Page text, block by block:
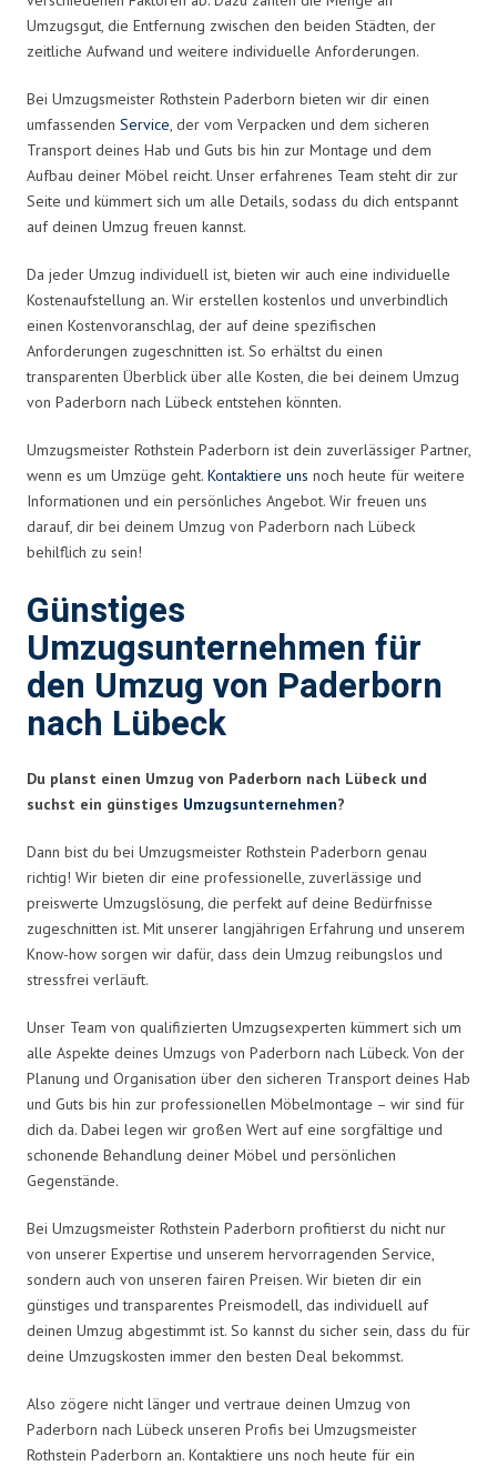
Umzugsgut, die Entfernung zwischen den beiden Städten, der
zeitliche Aufwand und weitere individuelle Anforderungen.
Bei Umzugsmeister Rothstein Paderborn bieten wir dir einen
umfassenden Service, der vom Verpacken und dem sicheren
Transport deines Hab und Guts bis hin zur Montage und dem
Aufbau deiner Möbel reicht. Unser erfahrenes Team steht dir zur
Seite und kümmert sich um alle Details, sodass du dich entspannt
auf deinen Umzug freuen kannst.
Da jeder Umzug individuell ist, bieten wir auch eine individuelle
Kostenaufstellung an. Wir erstellen kostenlos und unverbindlich
einen Kostenvoranschlag, der auf deine spezifischen
Anforderungen zugeschnitten ist. So erhältst du einen
transparenten Überblick über alle Kosten, die bei deinem Umzug
von Paderborn nach Lübeck entstehen könnten.
Umzugsmeister Rothstein Paderborn ist dein zuverlässiger Partner,
wenn es um Umzüge geht. Kontaktiere uns noch heute für weitere
Informationen und ein persönliches Angebot. Wir freuen uns
darauf, dir bei deinem Umzug von Paderborn nach Lübeck
behilflich zu sein!
Günstiges
Umzugsunternehmen für
den Umzug von Paderborn
nach Lübeck
Du planst einen Umzug von Paderborn nach Lübeck und
suchst ein günstiges Umzugsunternehmen?
Dann bist du bei Umzugsmeister Rothstein Paderborn genau
richtig! Wir bieten dir eine professionelle, zuverlässige und
preiswerte Umzugslösung, die perfekt auf deine Bedürfnisse
zugeschnitten ist. Mit unserer langjährigen Erfahrung und unserem
Know-how sorgen wir dafür, dass dein Umzug reibungslos und
stressfrei verläuft.
Unser Team von qualifizierten Umzugsexperten kümmert sich um
alle Aspekte deines Umzugs von Paderborn nach Lübeck. Von der
Planung und Organisation über den sicheren Transport deines Hab
und Guts bis hin zur professionellen Möbelmontage – wir sind für
dich da. Dabei legen wir großen Wert auf eine sorgfältige und
schonende Behandlung deiner Möbel und persönlichen
Gegenstände.
Bei Umzugsmeister Rothstein Paderborn profitierst du nicht nur
von unserer Expertise und unserem hervorragenden Service,
sondern auch von unseren fairen Preisen. Wir bieten dir ein
günstiges und transparentes Preismodell, das individuell auf
deinen Umzug abgestimmt ist. So kannst du sicher sein, dass du für
deine Umzugskosten immer den besten Deal bekommst.
Also zögere nicht länger und vertraue deinen Umzug von
Paderborn nach Lübeck unseren Profis bei Umzugsmeister
Rothstein Paderborn an. Kontaktiere uns noch heute für ein